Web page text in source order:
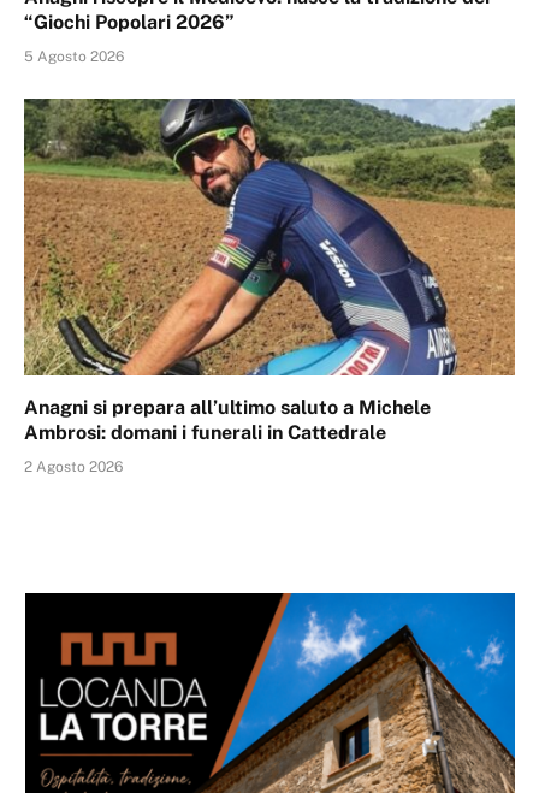
“Giochi Popolari 2026”
5 Agosto 2026
Anagni si prepara all’ultimo saluto a Michele
Ambrosi: domani i funerali in Cattedrale
2 Agosto 2026